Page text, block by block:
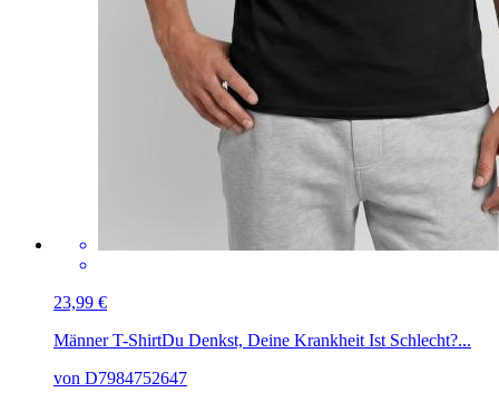
23,99 €
Männer T-ShirtDu Denkst, Deine Krankheit Ist Schlecht?...
von D7984752647